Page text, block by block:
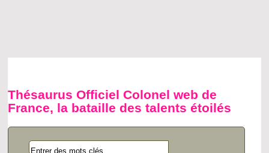
Thésaurus Officiel Colonel web de
France, la bataille des talents étoilés